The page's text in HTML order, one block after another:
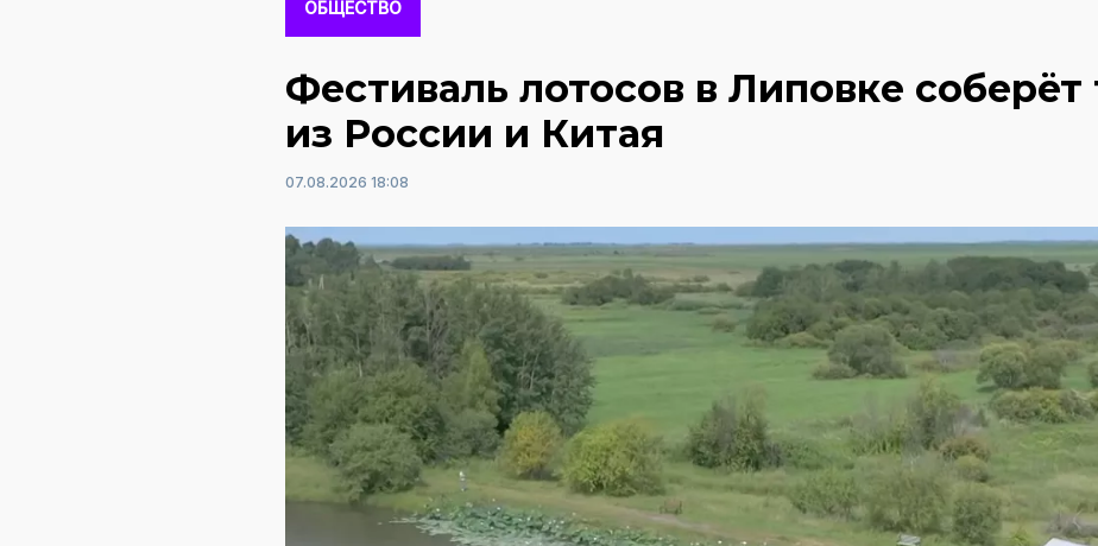
ОБЩЕСТВО
Фестиваль лотосов в Липовке соберёт
из России и Китая
07.08.2026 18:08